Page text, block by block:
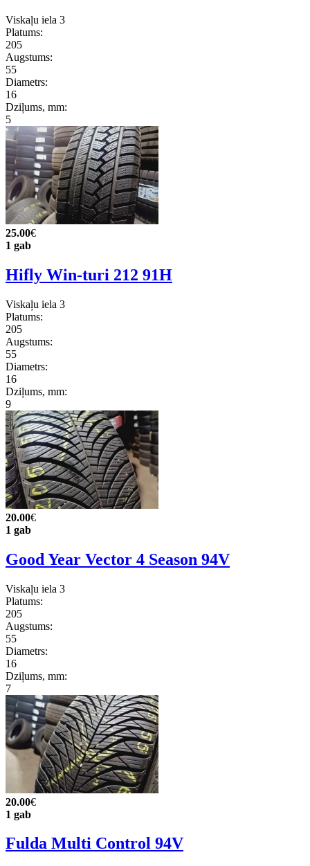
Viskaļu iela 3
Platums:
205
Augstums:
55
Diametrs:
16
Dziļums, mm:
5
25.00€
1 gab
Hifly Win-turi 212 91H
Viskaļu iela 3
Platums:
205
Augstums:
55
Diametrs:
16
Dziļums, mm:
9
20.00€
1 gab
Good Year Vector 4 Season 94V
Viskaļu iela 3
Platums:
205
Augstums:
55
Diametrs:
16
Dziļums, mm:
7
20.00€
1 gab
Fulda Multi Control 94V